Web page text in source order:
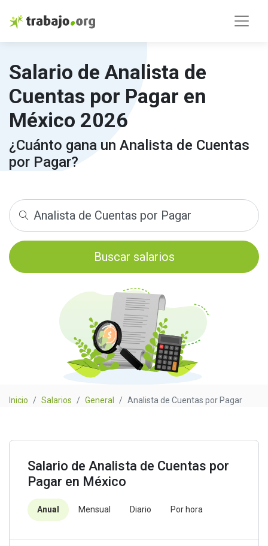
Salario de Analista de
Cuentas por Pagar en
México 2026
¿Cuánto gana un Analista de Cuentas
por Pagar?
Buscar salarios
Inicio Salarios General Analista de Cuentas por Pagar
Salario de Analista de Cuentas por
Pagar en México
Anual Mensual Diario Por hora